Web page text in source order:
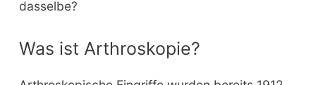
dasselbe?
Was ist Arthroskopie?